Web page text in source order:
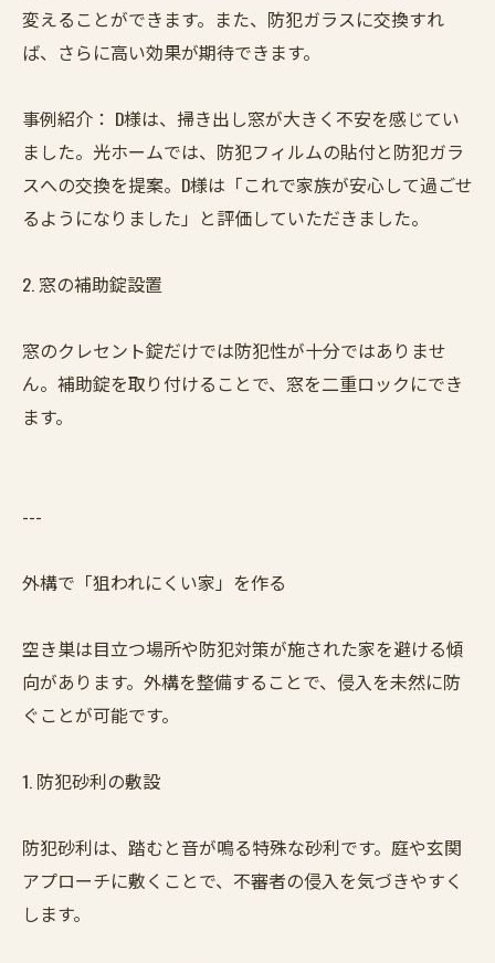
変えることができます。また、防犯ガラスに交換すれ
ば、さらに高い効果が期待できます。
事例紹介： D様は、掃き出し窓が大きく不安を感じてい
ました。光ホームでは、防犯フィルムの貼付と防犯ガラ
スへの交換を提案。D様は「これで家族が安心して過ごせ
るようになりました」と評価していただきました。
2. 窓の補助錠設置
窓のクレセント錠だけでは防犯性が十分ではありませ
ん。補助錠を取り付けることで、窓を二重ロックにでき
ます。
---
外構で「狙われにくい家」を作る
空き巣は目立つ場所や防犯対策が施された家を避ける傾
向があります。外構を整備することで、侵入を未然に防
ぐことが可能です。
1. 防犯砂利の敷設
防犯砂利は、踏むと音が鳴る特殊な砂利です。庭や玄関
アプローチに敷くことで、不審者の侵入を気づきやすく
します。